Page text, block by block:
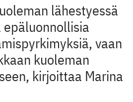
lähestyessä
vaan
kuoleman
kirjoittaa Marina